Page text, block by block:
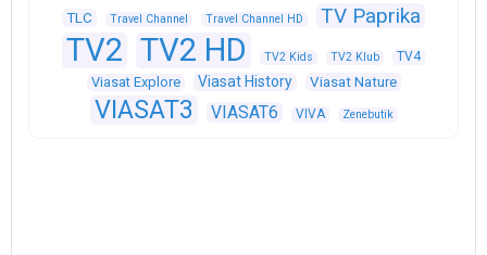
TLC Travel Channel Travel Channel HD TV Paprika
TV2 TV2 HD TV2 Kids TV2 Klub TV4
Viasat Explore Viasat History Viasat Nature
VIASAT3 VIASAT6 VIVA Zenebutik